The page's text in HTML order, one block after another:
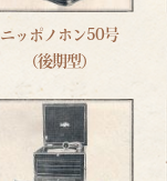
ニッポノホン50号
（後期型）